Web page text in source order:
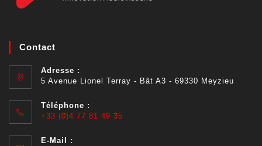
Contact
Adresse :
5 Avenue Lionel Terray - Bât A3 - 69330 Meyzieu
Téléphone :
+33 (0)4 77 81 49 35
E-Mail :